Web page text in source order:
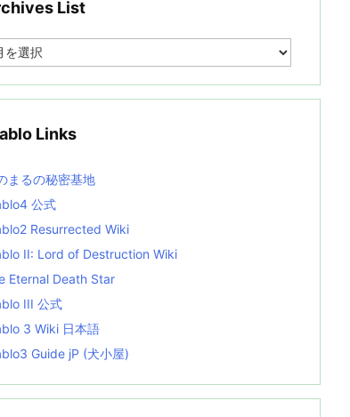
List
Links
まるの秘密基地
公式
Resurrected Wiki
II: Lord of Destruction Wiki
Eternal Death Star
III 公式
3 Wiki 日本語
Guide jP (犬小屋)